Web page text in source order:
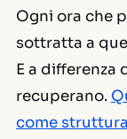
Ogni ora che
sottratta a
E a differenza
recuperano.
come